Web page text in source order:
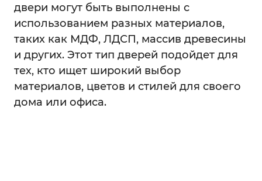
двери могут быть выполнены с
использованием разных материалов,
таких как МДФ, ЛДСП, массив древесины
и других. Этот тип дверей подойдет для
тех, кто ищет широкий выбор
материалов, цветов и стилей для своего
дома или офиса.